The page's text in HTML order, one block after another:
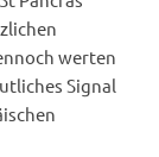
werten
Signal